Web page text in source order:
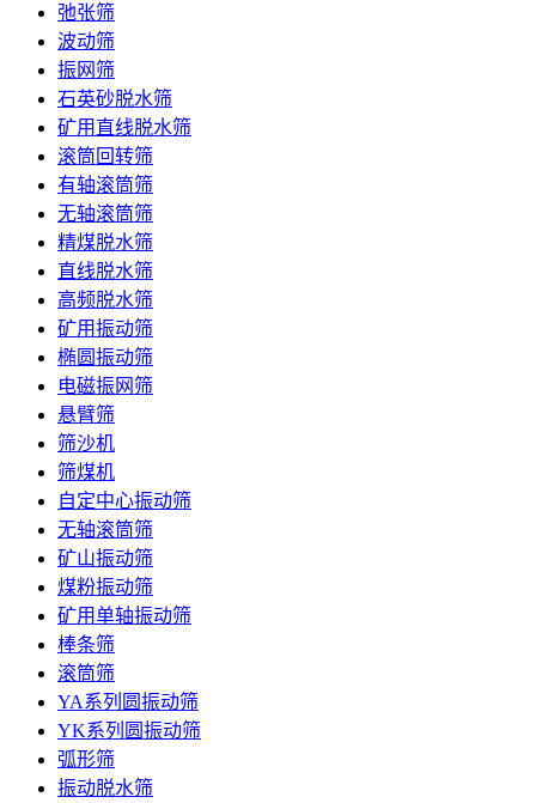
弛张筛
波动筛
振网筛
石英砂脱水筛
矿用直线脱水筛
滚筒回转筛
有轴滚筒筛
无轴滚筒筛
精煤脱水筛
直线脱水筛
高频脱水筛
矿用振动筛
椭圆振动筛
电磁振网筛
悬臂筛
筛沙机
筛煤机
自定中心振动筛
无轴滚筒筛
矿山振动筛
煤粉振动筛
矿用单轴振动筛
棒条筛
滚筒筛
YA系列圆振动筛
YK系列圆振动筛
弧形筛
振动脱水筛